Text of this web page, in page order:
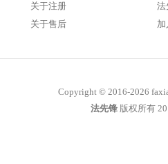
关于注册
关于售后
法
Copyright © 2016-2026
法先锋 版权所有